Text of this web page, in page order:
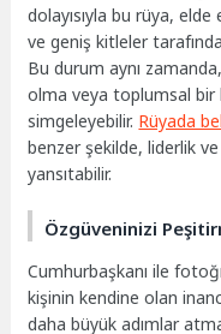
dolayısıyla bu rüya, elde
ve geniş kitleler
Bu durum aynı
olma veya toplumsal bir
simgeleyebilir. Rüyada
benzer şekilde, liderlik
yansıtabilir.
Özgüveninizi
Cumhurbaşkanı ile
kişinin kendine olan
daha büyük adımlar